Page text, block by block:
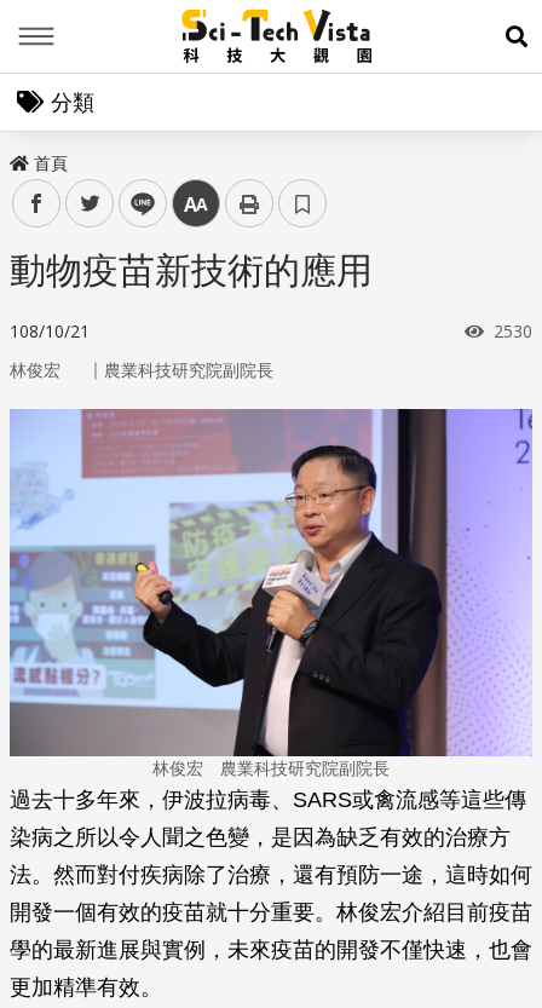
展
分類
首頁
facebooktwitter line 中
動物疫苗新技術的應用
108/10/21 瀏覽
2530
林俊宏 ｜ 農業科技研究院副院長
林俊宏 農業科技研究院副院長
過去十多年來，伊波拉病毒、SARS或禽流感等這些傳
染病之所以令人聞之色變，是因為缺乏有效的治療方
法。然而對付疾病除了治療，還有預防一途，這時如何
開發一個有效的疫苗就十分重要。林俊宏介紹目前疫苗
學的最新進展與實例，未來疫苗的開發不僅快速，也會
更加精準有效。